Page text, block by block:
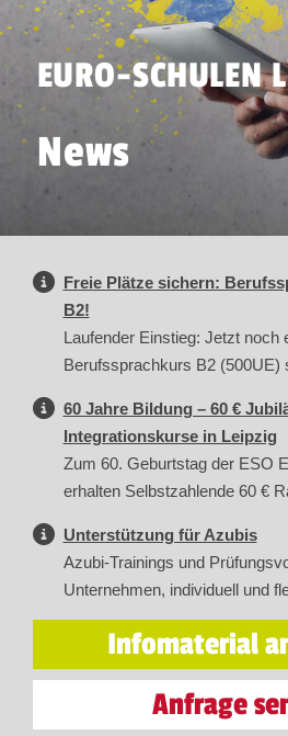
EURO-SCHULEN
News
Freie Plätze sichern:
B2!
Laufender Einstieg: Jetzt noch
Berufssprachkurs B2 (500UE)
60 Jahre Bildung – 60 €
Integrationskurse in Leipzig
Zum 60. Geburtstag der ESO
erhalten Selbstzahlende 60 €
Unterstützung für Azubis
Azubi-Trainings und
Unternehmen, individuell und
Infomaterial
Anfrage